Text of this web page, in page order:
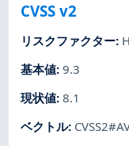
CVSS v2
リスクファクター:
基本値:9.3
現状値:8.1
ベクトル: